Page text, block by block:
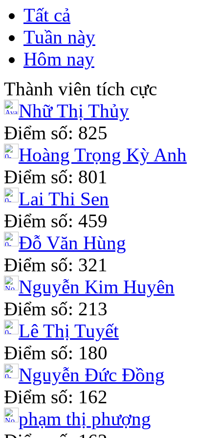
Tất cả
Tuần này
Hôm nay
Thành viên tích cực
Nhữ Thị Thủy
Điểm số: 825
Hoàng Trọng Kỳ Anh
Điểm số: 801
Lai Thi Sen
Điểm số: 459
Đỗ Văn Hùng
Điểm số: 321
Nguyễn Kim Huyên
Điểm số: 213
Lê Thị Tuyết
Điểm số: 180
Nguyễn Đức Đồng
Điểm số: 162
phạm thị phượng